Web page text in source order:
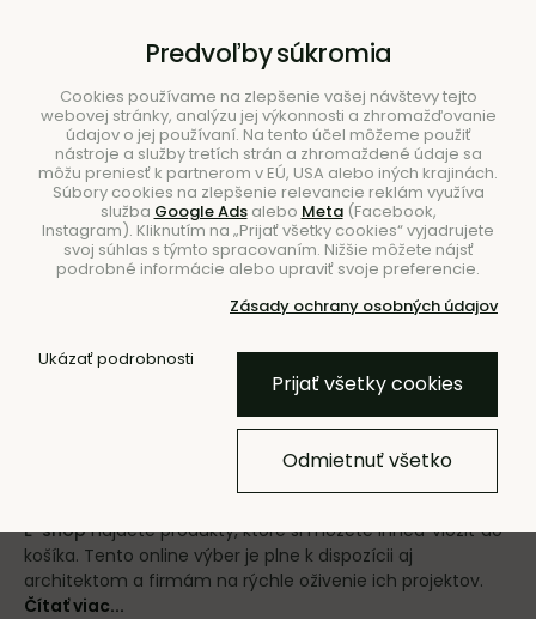
Hľadať
Úvod Značky
E-shopnájdete produkty, ktoré si môžete ihneď vložiť do
košíka. Tento online výber je plne k dispozícii aj
architektom a firmám na rýchle oživenie ich projektov.
Čítať viac...
Predvoľby súkromia
Cookies používame na zlepšenie vašej návštevy tejto
webovej stránky, analýzu jej výkonnosti a zhromažďovanie
údajov o jej používaní. Na tento účel môžeme použiť
nástroje a služby tretích strán a zhromaždené údaje sa
môžu preniesť k partnerom v EÚ, USA alebo iných krajinách.
Súbory cookies na zlepšenie relevancie reklám využíva
služba Google Adsalebo Meta(Facebook,
Instagram). Kliknutím na „Prijať všetky cookies“ vyjadrujete
svoj súhlas s týmto spracovaním. Nižšie môžete nájsť
podrobné informácie alebo upraviť svoje preferencie.
Zásady ochrany osobných údajov
Ukázať podrobnosti
Prijať všetky cookies
Odmietnuť všetko